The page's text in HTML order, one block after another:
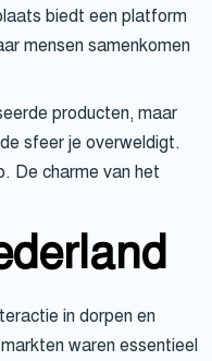
biedt een platform
mensen samenkomen
producten, maar
sfeer je overweldigt.
De charme van het
in dorpen en
waren essentieel